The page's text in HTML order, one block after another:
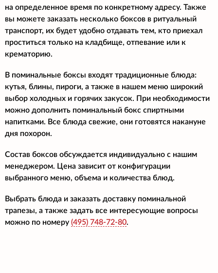
на определенное время по конкретному адресу. Также
вы можете заказать несколько боксов в ритуальный
транспорт, их будет удобно отдавать тем, кто приехал
проститься только на кладбище, отпевание или к
крематорию.
В поминальные боксы входят традиционные блюда:
кутья, блины, пироги, а также в нашем меню широкий
выбор холодных и горячих закусок. При необходимости
можно дополнить поминальный бокс спиртными
напитками. Все блюда свежие, они готовятся накануне
дня похорон.
Состав боксов обсуждается индивидуально с нашим
менеджером. Цена зависит от конфигурации
выбранного меню, объема и количества блюд.
Выбрать блюда и заказать доставку поминальной
трапезы, а также задать все интересующие вопросы
можно по номеру (495) 748-72-80.